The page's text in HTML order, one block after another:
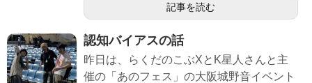
記事を読む
認知バイアスの話
昨日は、らくだのこぶXとK星人さんと主
催の「あのフェス」の大阪城野音イベント